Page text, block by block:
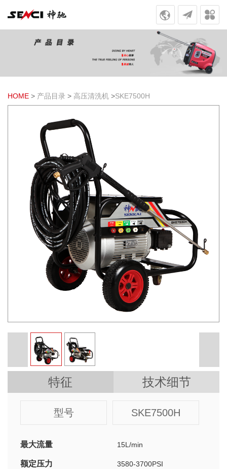
HOME> 产品目录 > 高压清洗机>SKE7500H
特征 技术细节
型号 SKE7500H
最大流量 15L/min
额定压力 3580-3700PSI